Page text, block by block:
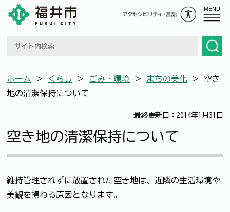
MENU
ホーム ＞ くらし ＞ ごみ・環境 ＞ まちの美化 ＞ 空き
地の清潔保持について
最終更新日：2014年1月31日
空き地の清潔保持について
維持管理されずに放置された空き地は、近隣の生活環境や
美観を損ねる原因となります。